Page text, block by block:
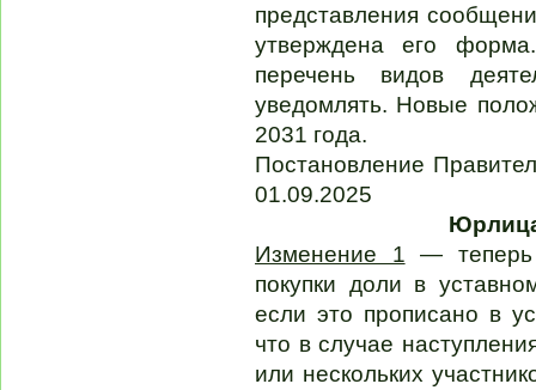
представления
утверждена его
перечень видов
уведомлять. Новые
2031 года.
Постановление
01.09.2025
Изменение 1 — теперь
покупки доли в
если это прописано в
что в случае
или нескольких